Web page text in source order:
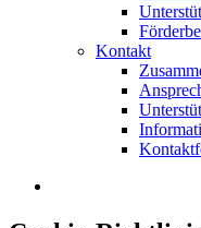
Kontakt